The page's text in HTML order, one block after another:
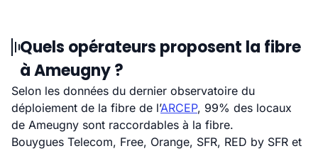
Quels opérateurs proposent la fibre
à Ameugny ?
Selon les données du dernier observatoire du
déploiement de la fibre de l’ARCEP, 99% des locaux
de Ameugny sont raccordables à la fibre.
Bouygues Telecom, Free, Orange, SFR, RED by SFR et